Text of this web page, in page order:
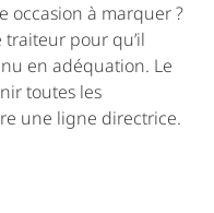
occasion à marquer ?
pour qu’il
en adéquation. Le
toutes les
une ligne directrice.